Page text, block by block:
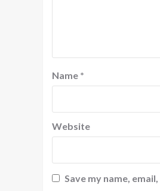
Name *
Website
Save my name,